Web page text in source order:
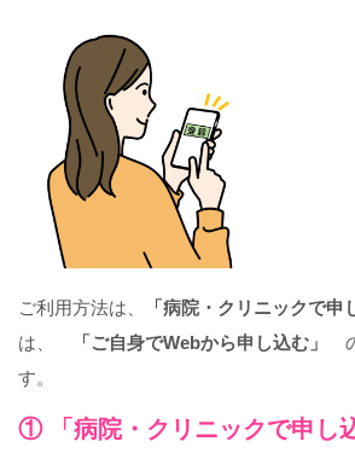
ご利用方法は、 「病院・クリニックで申
は、
「ご自身でWebから申し込む」
す。
① 「病院・クリニックで申し